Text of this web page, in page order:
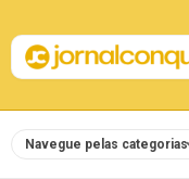
Navegue pelas categorias